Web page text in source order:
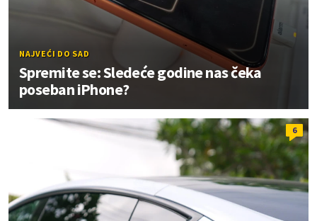
NAJVEĆI DO SAD
Spremite se: Sledeće godine nas čeka
poseban iPhone?
6